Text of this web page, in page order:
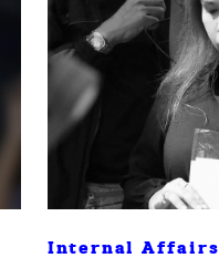
Internal Affairs